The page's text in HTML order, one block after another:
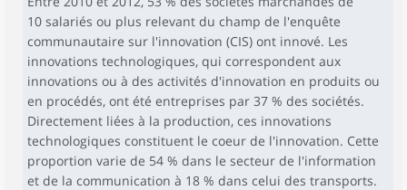
10 salariés ou plus relevant du champ de l'enquête
communautaire sur l'innovation (CIS) ont innové. Les
innovations technologiques, qui correspondent aux
innovations ou à des activités d'innovation en produits ou
en procédés, ont été entreprises par 37 % des sociétés.
Directement liées à la production, ces innovations
technologiques constituent le coeur de l'innovation. Cette
proportion varie de 54 % dans le secteur de l'information
et de la communication à 18 % dans celui des transports.